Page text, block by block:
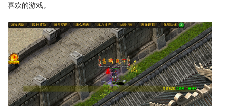
喜欢的游戏。